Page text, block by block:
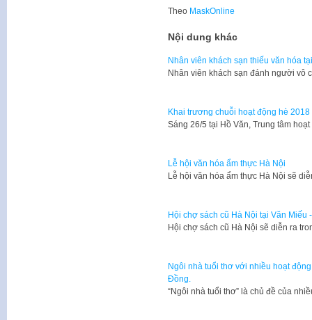
Theo MaskOnline
Nội dung khác
Nhân viên khách sạn thiếu văn hóa
​Nhân viên khách sạn đánh người vô
Khai trương chuỗi hoạt động hè
Sáng 26/5 tại Hồ Văn, Trung tâm
Lễ hội văn hóa ẩm thực Hà Nội
Lễ hội văn hóa ẩm thực Hà Nội sẽ
Hội chợ sách cũ Hà Nội tại Văn Miếu
Hội chợ sách cũ Hà Nội sẽ diễn ra
Ngôi nhà tuổi thơ với nhiều hoạt
Đồng.
“Ngôi nhà tuổi thơ” là chủ đề của